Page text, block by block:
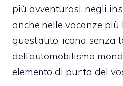
più avventurosi, negli
anche nelle vacanze più
quest’auto, icona senza
dell’automobilismo
elemento di punta del